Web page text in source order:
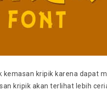
kripik karena dapat
kripik akan terlihat lebih